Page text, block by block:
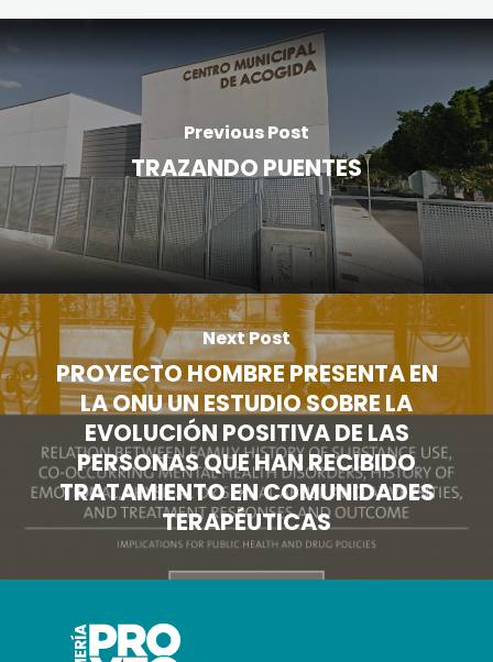
Previous Post
TRAZANDO PUENTES
Next Post
PROYECTO HOMBRE PRESENTA EN
LA ONU UN ESTUDIO SOBRE LA
EVOLUCIÓN POSITIVA DE LAS
PERSONAS QUE HAN RECIBIDO
TRATAMIENTO EN COMUNIDADES
TERAPÉUTICAS